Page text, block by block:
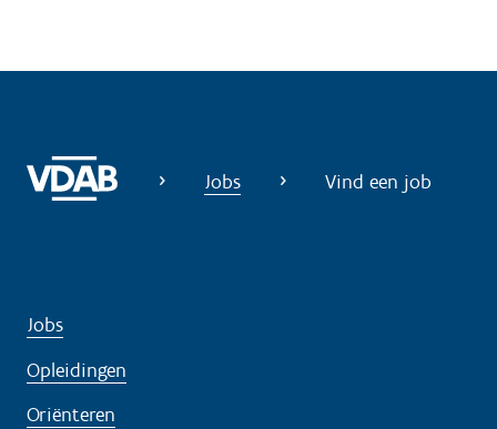
Jobs Vind een job
Jobs
Opleidingen
Oriënteren